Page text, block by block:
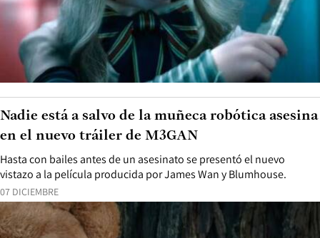
07 DICIEMBRE
Hasta con bailes antes de un asesinato se presentó el nuevo
vistazo a la película producida por James Wan y Blumhouse.
Nadie está a salvo de la muñeca robótica asesina
en el nuevo tráiler de M3GAN